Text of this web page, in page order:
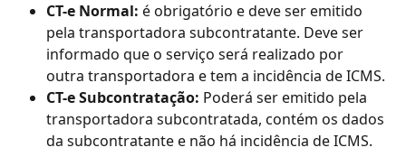
CT-e Normal: é obrigatório e deve ser emitido
pela transportadora subcontratante. Deve ser
informado que o serviço será realizado por
outra transportadora e tem a incidência de ICMS.
CT-e Subcontratação: Poderá ser emitido pela
transportadora subcontratada, contém os dados
da subcontratante e não há incidência de ICMS.